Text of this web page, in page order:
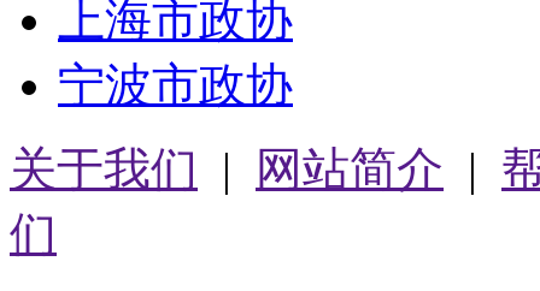
上海市政协
宁波市政协
关于我们 | 网站简介 |
们